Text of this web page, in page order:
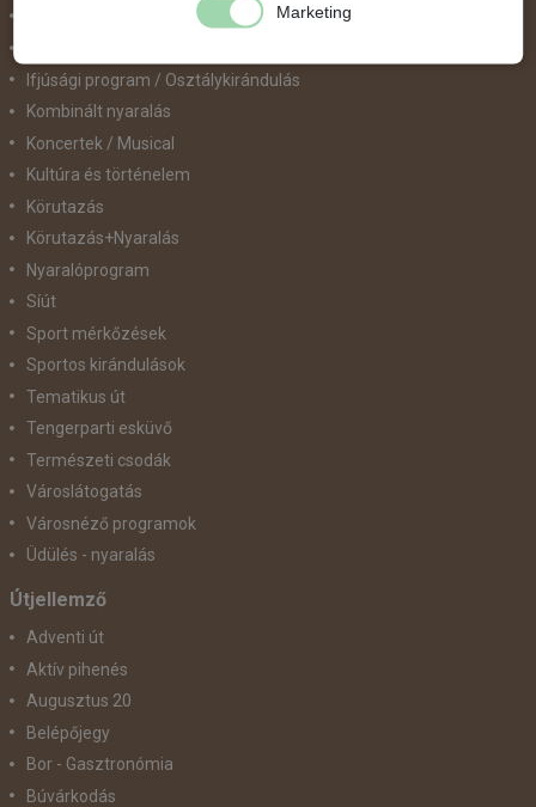
Ifjúsági program / Osztálykirándulás
Kombinált nyaralás
Koncertek / Musical
Kultúra és történelem
Körutazás
Körutazás+Nyaralás
Nyaralóprogram
Síút
Sport mérkőzések
Sportos kirándulások
Tematikus út
Tengerparti esküvő
Természeti csodák
Városlátogatás
Városnéző programok
Üdülés - nyaralás
Útjellemző
Adventi út
Aktív pihenés
Augusztus 20
Belépőjegy
Bor - Gasztronómia
Búvárkodás
Marketing